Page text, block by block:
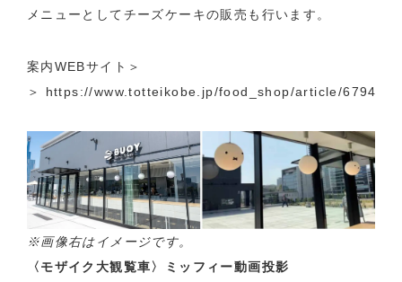
メニューとしてチーズケーキの販売も行います。
案内WEBサイト＞
＞ https://www.totteikobe.jp/food_shop/article/6794
※画像右はイメージです。
〈モザイク大観覧車〉ミッフィー動画投影